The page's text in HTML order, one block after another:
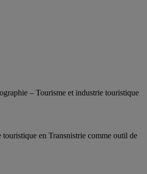
– Tourisme et industrie touristique
touristique en Transnistrie comme outil de